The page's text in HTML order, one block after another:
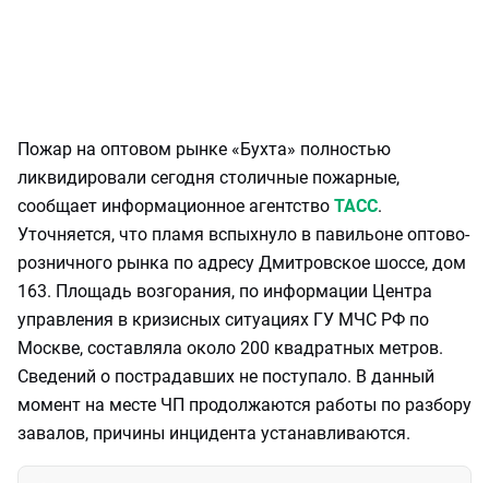
Пожар на оптовом рынке «Бухта» полностью
ликвидировали сегодня столичные пожарные,
сообщает информационное агентство ТАСС.
Уточняется, что пламя вспыхнуло в павильоне оптово-
розничного рынка по адресу Дмитровское шоссе, дом
163. Площадь возгорания, по информации Центра
управления в кризисных ситуациях ГУ МЧС РФ по
Москве, составляла около 200 квадратных метров.
Сведений о пострадавших не поступало. В данный
момент на месте ЧП продолжаются работы по разбору
завалов, причины инцидента устанавливаются.